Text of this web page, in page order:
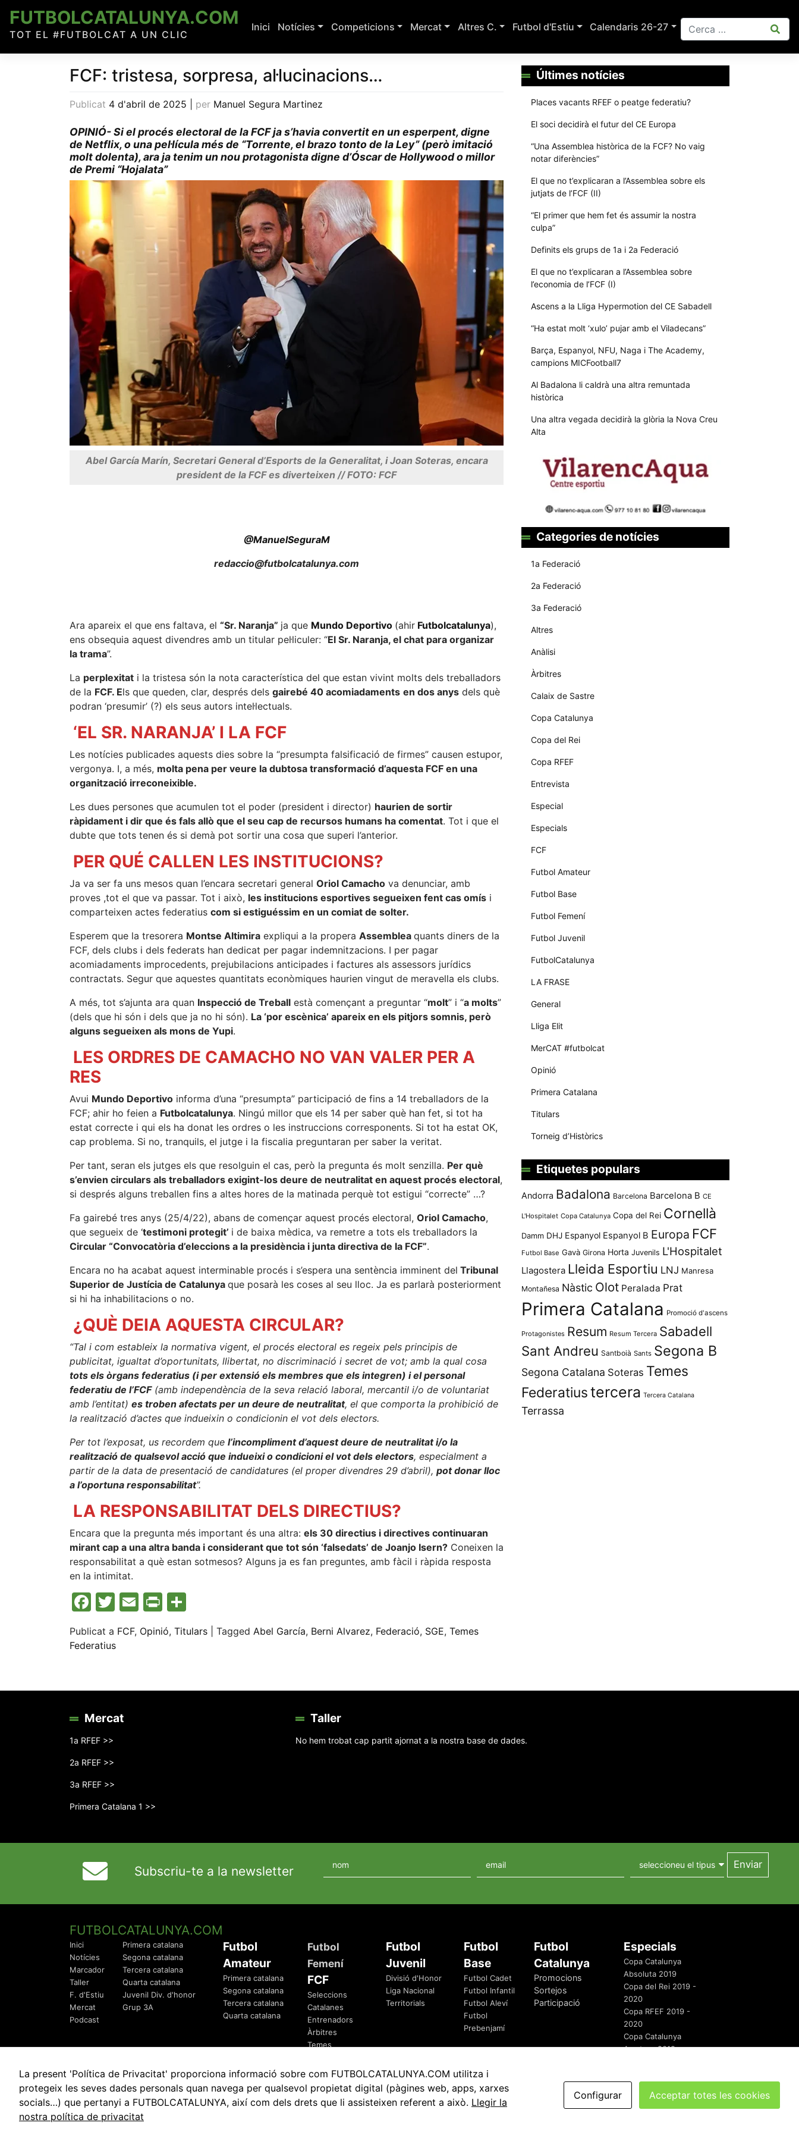
content
FUTBOLCATALUNYA.COM
TOT EL #FUTBOLCAT A UN CLIC
Inici Notícies Competicions Mercat Altres C. Futbol d'Estiu Calendaris 26-27
FCF: tristesa, sorpresa, al·lucinacions…
Publicat 4 d'abril de 2025 per Manuel Segura Martinez
OPINIÓ- Si el procés electoral de la FCF ja s’havia convertit en un esperpent, digne
de Netflix, o una pel·lícula més de “Torrente, el brazo tonto de la Ley” (però imitació
molt dolenta), ara ja tenim un nou protagonista digne d’Óscar de Hollywood o millor
de Premi “Hojalata”
Abel García Marín, Secretari General d’Esports de la Generalitat, i Joan Soteras, encara
president de la FCF es diverteixen // FOTO: FCF
@ManuelSeguraM
redaccio@futbolcatalunya.com
Ara apareix el que ens faltava, el “Sr. Naranja” ja que Mundo Deportivo (ahir Futbolcatalunya),
ens obsequia aquest divendres amb un titular pel·liculer: “El Sr. Naranja, el chat para organizar
la trama”.
La perplexitat i la tristesa són la nota característica del que estan vivint molts dels treballadors
de la FCF. Els que queden, clar, després dels gairebé 40 acomiadaments en dos anys dels què
podran ‘presumir’ (?) els seus autors intel·lectuals.
‘EL SR. NARANJA’ I LA FCF
Les notícies publicades aquests dies sobre la “presumpta falsificació de firmes” causen estupor,
vergonya. I, a més, molta pena per veure la dubtosa transformació d’aquesta FCF en una
organització irreconeixible.
Les dues persones que acumulen tot el poder (president i director) haurien de sortir
ràpidament i dir que és fals allò que el seu cap de recursos humans ha comentat. Tot i que el
dubte que tots tenen és si demà pot sortir una cosa que superi l’anterior.
PER QUÉ CALLEN LES INSTITUCIONS?
Ja va ser fa uns mesos quan l’encara secretari general Oriol Camacho va denunciar, amb
proves ,tot el que va passar. Tot i això, les institucions esportives segueixen fent cas omís i
comparteixen actes federatius com si estiguéssim en un comiat de solter.
Esperem que la tresorera Montse Altimira expliqui a la propera Assemblea quants diners de la
FCF, dels clubs i dels federats han dedicat per pagar indemnitzacions. I per pagar
acomiadaments improcedents, prejubilacions anticipades i factures als assessors jurídics
contractats. Segur que aquestes quantitats econòmiques haurien vingut de meravella els clubs.
A més, tot s’ajunta ara quan Inspecció de Treball està començant a preguntar “molt” i “a molts”
(dels que hi són i dels que ja no hi són). La ‘por escènica’ apareix en els pitjors somnis, però
alguns segueixen als mons de Yupi.
LES ORDRES DE CAMACHO NO VAN VALER PER A
RES
Avui Mundo Deportivo informa d’una “presumpta” participació de fins a 14 treballadors de la
FCF; ahir ho feien a Futbolcatalunya. Ningú millor que els 14 per saber què han fet, si tot ha
estat correcte i qui els ha donat les ordres o les instruccions corresponents. Si tot ha estat OK,
cap problema. Si no, tranquils, el jutge i la fiscalia preguntaran per saber la veritat.
Per tant, seran els jutges els que resolguin el cas, però la pregunta és molt senzilla. Per què
s’envien circulars als treballadors exigint-los deure de neutralitat en aquest procés electoral,
si després alguns treballen fins a altes hores de la matinada perquè tot estigui “correcte” …?
Fa gairebé tres anys (25/4/22), abans de començar aquest procés electoral, Oriol Camacho,
que segueix de ‘testimoni protegit’ i de baixa mèdica, va remetre a tots els treballadors la
Circular “Convocatòria d’eleccions a la presidència i junta directiva de la FCF”.
Encara no ha acabat aquest interminable procés i s’espera una sentència imminent del Tribunal
Superior de Justícia de Catalunya que posarà les coses al seu lloc. Ja es parlarà posteriorment
si hi ha inhabilitacions o no.
¿QUÈ DEIA AQUESTA CIRCULAR?
“Tal i com estableix la normativa vigent, el procés electoral es regeix pels principis de
publicitat, igualtat d’oportunitats, llibertat, no discriminació i secret de vot; amb la qual cosa
tots els òrgans federatius (i per extensió els membres que els integren) i el personal
federatiu de l’FCF(amb independència de la seva relació laboral, mercantil i/o de voluntariat
amb l’entitat) es troben afectats per un deure de neutralitat, el que comporta la prohibició de
la realització d’actes que indueixin o condicionin el vot dels electors.
Per tot l’exposat, us recordem que l’incompliment d’aquest deure de neutralitat i/o la
realització de qualsevol acció que indueixi o condicioni el vot dels electors, especialment a
partir de la data de presentació de candidatures (el proper divendres 29 d’abril), pot donar lloc
a l’oportuna responsabilitat”.
LA RESPONSABILITAT DELS DIRECTIUS?
Encara que la pregunta més important és una altra: els 30 directius i directives continuaran
mirant cap a una altra banda i considerant que tot són ‘falsedats’ de Joanjo Isern? Coneixen la
responsabilitat a què estan sotmesos? Alguns ja es fan preguntes, amb fàcil i ràpida resposta
en la intimitat.
Facebook
Twitter
Email
Print
Publicat a FCF, Opinió, Titulars Tagged Abel García, Berni Alvarez, Federació, SGE, Temes
Federatius
Últimes notícies
Places vacants RFEF o peatge federatiu?
El soci decidirà el futur del CE Europa
“Una Assemblea històrica de la FCF? No vaig
notar diferències”
El que no t’explicaran a l’Assemblea sobre els
jutjats de l’FCF (II)
“El primer que hem fet és assumir la nostra
culpa”
Definits els grups de 1a i 2a Federació
El que no t’explicaran a l’Assemblea sobre
l’economia de l’FCF (I)
Ascens a la Lliga Hypermotion del CE Sabadell
“Ha estat molt ‘xulo’ pujar amb el Viladecans”
Barça, Espanyol, NFU, Naga i The Academy,
campions MICFootball7
Al Badalona li caldrà una altra remuntada
històrica
Una altra vegada decidirà la glòria la Nova Creu
Alta
Categories de notícies
1a Federació
2a Federació
3a Federació
Altres
Anàlisi
Àrbitres
Calaix de Sastre
Copa Catalunya
Copa del Rei
Copa RFEF
Entrevista
Especial
Especials
FCF
Futbol Amateur
Futbol Base
Futbol Femení
Futbol Juvenil
FutbolCatalunya
LA FRASE
General
Lliga Elit
MerCAT #futbolcat
Opinió
Primera Catalana
Titulars
Torneig d’Històrics
Etiquetes populars
Andorra Badalona Barcelona Barcelona B CE
L'Hospitalet Copa Catalunya Copa del Rei Cornellà
Damm DHJ Espanyol Espanyol B Europa FCF
Futbol Base Gavà Girona Horta Juvenils L'Hospitalet
Llagostera Lleida Esportiu LNJ Manresa
Montañesa Nàstic Olot Peralada Prat
Primera Catalana Promoció d'ascens
Protagonistes Resum Resum Tercera Sabadell
Sant Andreu Santboià Sants Segona B
Segona Catalana Soteras Temes
Federatiustercera Tercera Catalana
Terrassa
Mercat
1a RFEF >>
2a RFEF >>
3a RFEF >>
Primera Catalana 1 >>
Taller
No hem trobat cap partit ajornat a la nostra base de dades.
Subscriu-te a la newsletter
FUTBOLCATALUNYA.COM
Inici
Notícies
Marcador
Taller
F. d'Estiu
Mercat
Podcast
Primera catalana
Segona catalana
Tercera catalana
Quarta catalana
Juvenil Div. d'honor
Grup 3A
Futbol
Amateur
Primera catalana
Segona catalana
Tercera catalana
Quarta catalana
Futbol
Femení
FCF
Seleccions
Catalanes
Entrenadors
Àrbitres
Temes
Futbol
Juvenil
Divisió d'Honor
Liga Nacional
Territorials
Futbol
Base
Futbol Cadet
Futbol Infantil
Futbol Aleví
Futbol
Prebenjamí
Futbol
Catalunya
Promocions
Sortejos
Participació
Especials
Copa Catalunya
Absoluta 2019
Copa del Rei 2019 -
2020
Copa RFEF 2019 -
2020
Copa Catalunya
Amateur 2019
© 2010 - 2026 FutbolCatalunya.com Avis Legal Política de Privacitat Política de Cookies redaccio@futbolcatalunya.com
La present 'Política de Privacitat' proporciona informació sobre com FUTBOLCATALUNYA.COM utilitza i
protegeix les seves dades personals quan navega per qualsevol propietat digital (pàgines web, apps, xarxes
socials…) que pertanyi a FUTBOLCATALUNYA, així com dels drets que li assisteixen referent a això. Llegir la
nostra política de privacitat
Configurar Acceptar totes les cookies
Necessàries
Aquestes
cookies no
són
de manera
anònima d'ús
funcionalitat i
la seva
d'usuari
Alguns
nostre lloc web
dades en el seu
sigui possible.
Si rebutja
algunes
desapareixeran
del lloc web.
Màrqueting
En compartir
comportament
nostre lloc
web
incrementes la
possibilitat de
mirar només
ofertes i
contingut
personalitzat.